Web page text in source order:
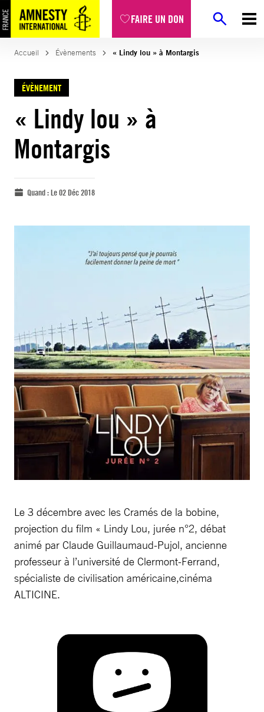
FAIRE UN DON
Accueil Évènements « Lindy lou » à Montargis
ÉVÈNEMENT
« Lindy lou » à
Montargis
Quand :Le 02 Déc 2018
Le 3 décembre avec les Cramés de la bobine,
projection du film « Lindy Lou, jurée n°2, débat
animé par Claude Guillaumaud-Pujol, ancienne
professeur à l’université de Clermont-Ferrand,
spécialiste de civilisation américaine,cinéma
ALTICINE.